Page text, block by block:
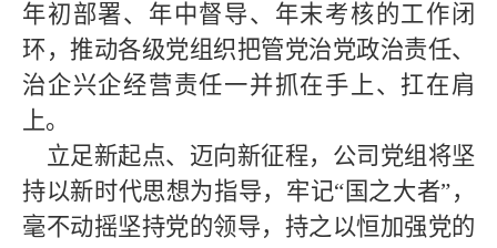
年初部署、年中督导、年末考核的工作闭
环，推动各级党组织把管党治党政治责任、
治企兴企经营责任一并抓在手上、扛在肩
上。
立足新起点、迈向新征程，公司党组将坚
持以新时代思想为指导，牢记“国之大者”，
毫不动摇坚持党的领导，持之以恒加强党的